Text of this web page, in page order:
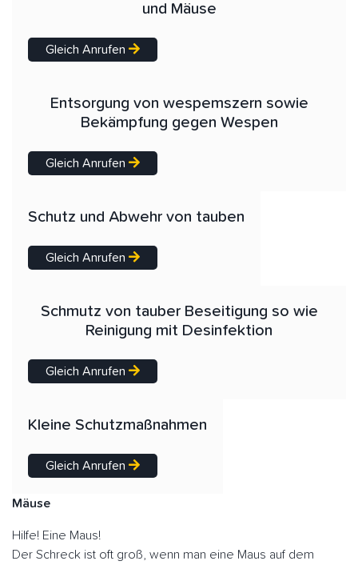
und Mäuse
Gleich Anrufen
Entsorgung von wespemszern sowie
Bekämpfung gegen Wespen
Gleich Anrufen
Schutz und Abwehr von tauben
Gleich Anrufen
Schmutz von tauber Beseitigung so wie
Reinigung mit Desinfektion
Gleich Anrufen
Kleine Schutzmaßnahmen
Gleich Anrufen
Mäuse
Hilfe! Eine Maus!
Der Schreck ist oft groß, wenn man eine Maus auf dem